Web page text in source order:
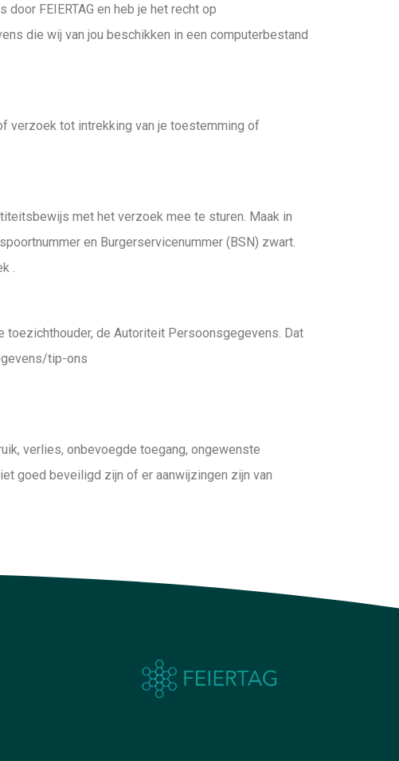
FEIERTAG en heb je het recht op
die wij van jou beschikken in een computerbestand
verzoek tot intrekking van je toestemming of
met het verzoek mee te sturen. Maak in
en Burgerservicenummer (BSN) zwart.
.
toezichthouder, de Autoriteit Persoonsgegevens. Dat
tip-ons
verlies, onbevoegde toegang, ongewenste
goed beveiligd zijn of er aanwijzingen zijn van